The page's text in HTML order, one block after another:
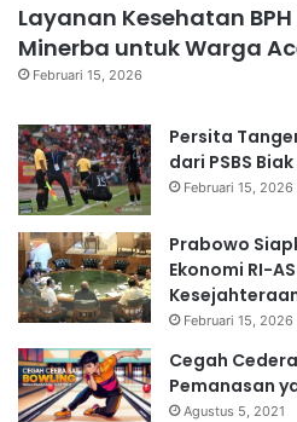
Layanan Kesehatan
Minerba untuk Warga
Februari 15, 2026
Persita
dari PSBS
Februari 15, 2026
Prabowo
Ekonomi RI-
Februari 15, 2026
Cegah
Pemanasan
Agustus 5, 2021